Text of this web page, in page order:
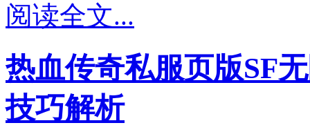
阅读全文...
热血传奇私服页版SF
技巧解析